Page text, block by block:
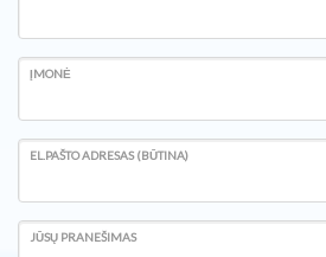
ĮMONĖ
EL.PAŠTO ADRESAS (BŪTINA)
JŪSŲ PRANEŠIMAS